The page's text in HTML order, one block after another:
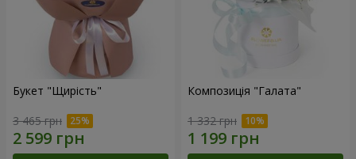
Букет "Щирість"
3 465 грн
Композиція "Галата"
1 332 грн